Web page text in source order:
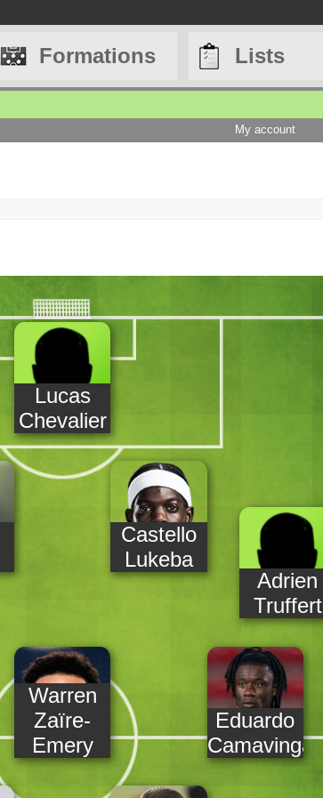
Formations Lists
My account
Lucas
Chevalier
Castello
Lukeba
Adrien
Truffert
Warren
Zaïre-
Emery
Eduardo
Camavinga